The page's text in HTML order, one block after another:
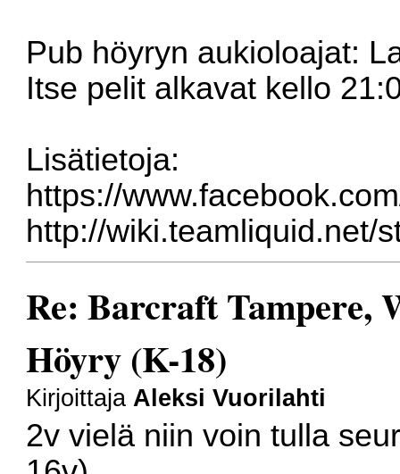
Pub höyryn aukioloajat:
Itse pelit alkavat kello
Lisätietoja:
https://
http://wiki.teamliquid.net/
Re: Barcraft Tampere,
Höyry (K-18)
Kirjoittaja Aleksi Vuorilahti
2v vielä niin voin tulla